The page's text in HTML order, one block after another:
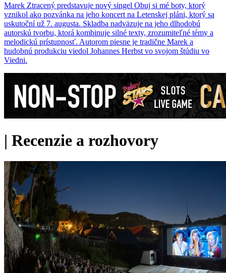
Marek Ztracený predstavuje nový singel Obuj si mé boty, ktorý
vznikol ako pozvánka na jeho koncert na Letenskej pláni, ktorý sa
uskutoční už 7. augusta. Skladba nadväzuje na jeho dlhodobú
autorskú tvorbu, ktorá kombinuje silné texty, zrozumiteľné témy a
melodickú prístupnosť. Autorom piesne je tradične Marek a
hudobnú produkciu viedol Johannes Herbst vo svojom štúdiu vo
Viedni.
| Recenzie a rozhovory